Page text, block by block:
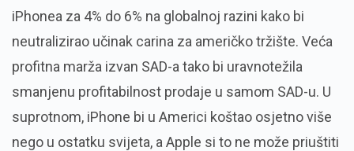
iPhonea za 4% do 6% na globalnoj razini kako bi
neutralizirao učinak carina za američko tržište. Veća
profitna marža izvan SAD-a tako bi uravnotežila
smanjenu profitabilnost prodaje u samom SAD-u. U
suprotnom, iPhone bi u Americi koštao osjetno više
nego u ostatku svijeta, a Apple si to ne može priuštiti